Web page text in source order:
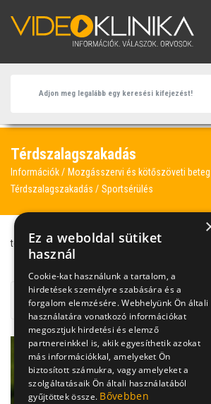
Térdszalagszakadás
Információk
Mozgásszervi és kötőszöveti
Térdszalagszakadás
Sportsérülés
térdszalagszakadás kerékpározás
térdrögzítő
térdszalag-szakadás
Ez a weboldal sütiket
használ
Cookie-kat használunk a tartalom, a
hirdetések személyre szabására és a
forgalom elemzésére. Webhelyünk Ön általi
használatára vonatkozó információkat
megosztjuk hirdetési és elemző
partnereinkkel is, akik egyesíthetik azokat
más információkkal, amelyeket Ön
biztosított számukra, vagy amelyeket a
szolgáltatásaik Ön általi használatából
gyűjtöttek össze. Bővebben